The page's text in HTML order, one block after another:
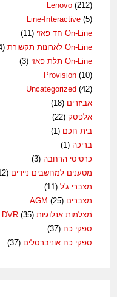
Lenovo (212)
Line-Interactive (5)
On-Line חד פאזי
(11)
On-Line לארונות תקשורת
(4)
On-Line תלת פאזי
(3)
Provision (10)
Uncategorized (42)
אביזרים (18)
אלפסק (22)
בית חכם (1)
בריכה (1)
כרטיסי הרחבה (3)
מטענים למחשבים ניידים (212)
מצברי ג'ל (11)
מצברים AGM(25)
מצלמות אנלוגיות DVR(35)
ספקי כח (37)
ספקי כח אוניברסלים (37)